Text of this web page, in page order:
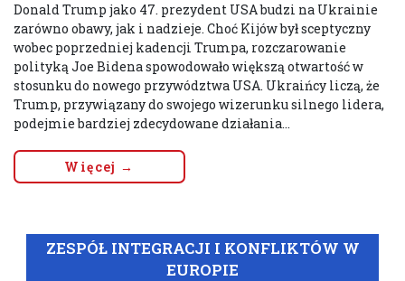
Donald Trump jako 47. prezydent USA budzi na Ukrainie
zarówno obawy, jak i nadzieje. Choć Kijów był sceptyczny
wobec poprzedniej kadencji Trumpa, rozczarowanie
polityką Joe Bidena spowodowało większą otwartość w
stosunku do nowego przywództwa USA. Ukraińcy liczą, że
Trump, przywiązany do swojego wizerunku silnego lidera,
podejmie bardziej zdecydowane działania...
Więcej →
ZESPÓŁ INTEGRACJI I KONFLIKTÓW W
EUROPIE